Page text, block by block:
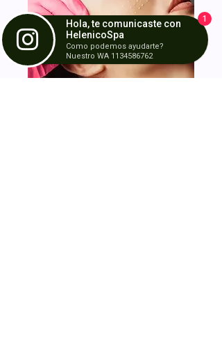
Hola, te comunicaste con
HelenicoSpa
Como podemos ayudarte?
Nuestro WA 1134586762
1